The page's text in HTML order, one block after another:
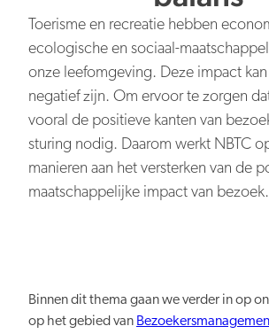
Digitale transformatie
Organiserend vermogen
Nederland overal aantrekkelijk
Contact
Actuele thema’s & impact
Toerisme en recreatie hebben
ecologische en sociaal-
onze leefomgeving. Deze impact
negatief zijn. Om ervoor te zorgen
vooral de positieve kanten van
sturing nodig. Daarom werkt NBTC
manieren aan het versterken van de
maatschappelijke impact van bezoek.
Binnen dit thema gaan we verder in op
op het gebied van